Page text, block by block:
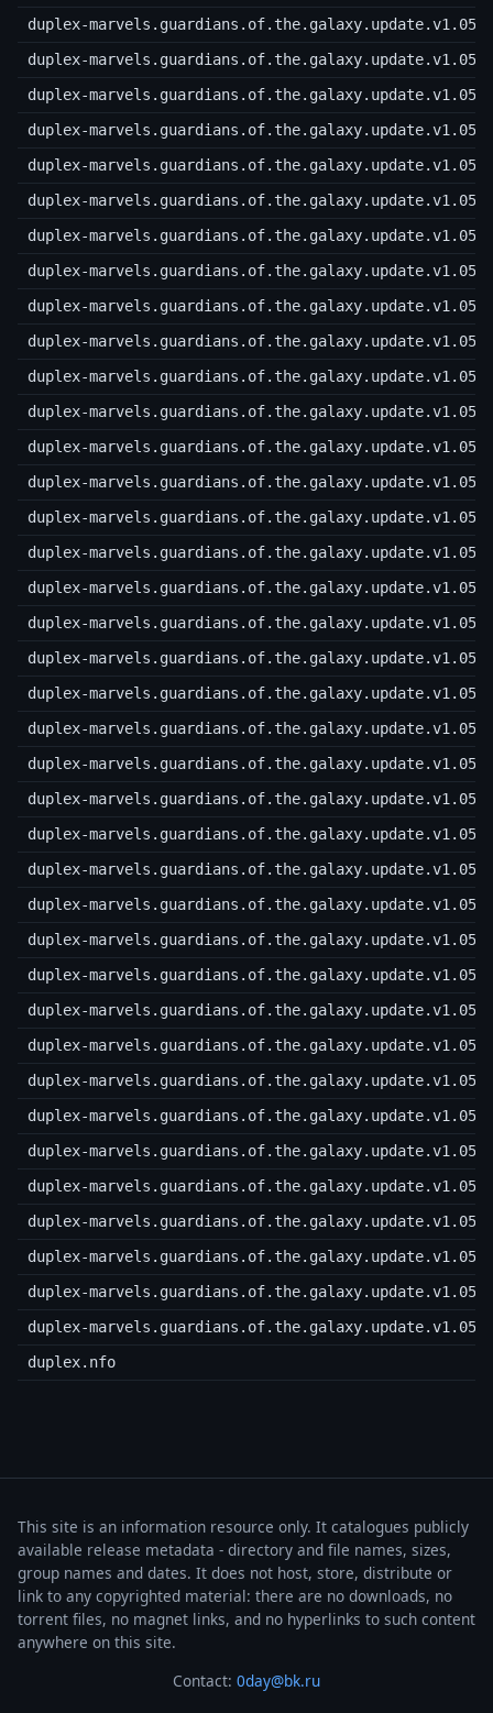
duplex-
duplex-
duplex-
duplex-
duplex-
duplex-
duplex-
duplex-
duplex-
duplex-
duplex-
duplex-
duplex-
duplex-
duplex-
duplex-
duplex-
duplex-
duplex-
duplex-
duplex-
duplex-
duplex-
duplex-
duplex-
duplex-
duplex-
duplex-
duplex-
duplex-
duplex-
duplex-
duplex-
duplex-
duplex-
duplex-
duplex-
duplex-
duplex.nfo
This site is an information resource only. It catalogues publicly
available release metadata - directory and file names, sizes,
group names and dates. It does not host, store, distribute or
link to any copyrighted material: there are no downloads, no
torrent files, no magnet links, and no hyperlinks to such content
anywhere on this site.
Contact: 0day@bk.ru